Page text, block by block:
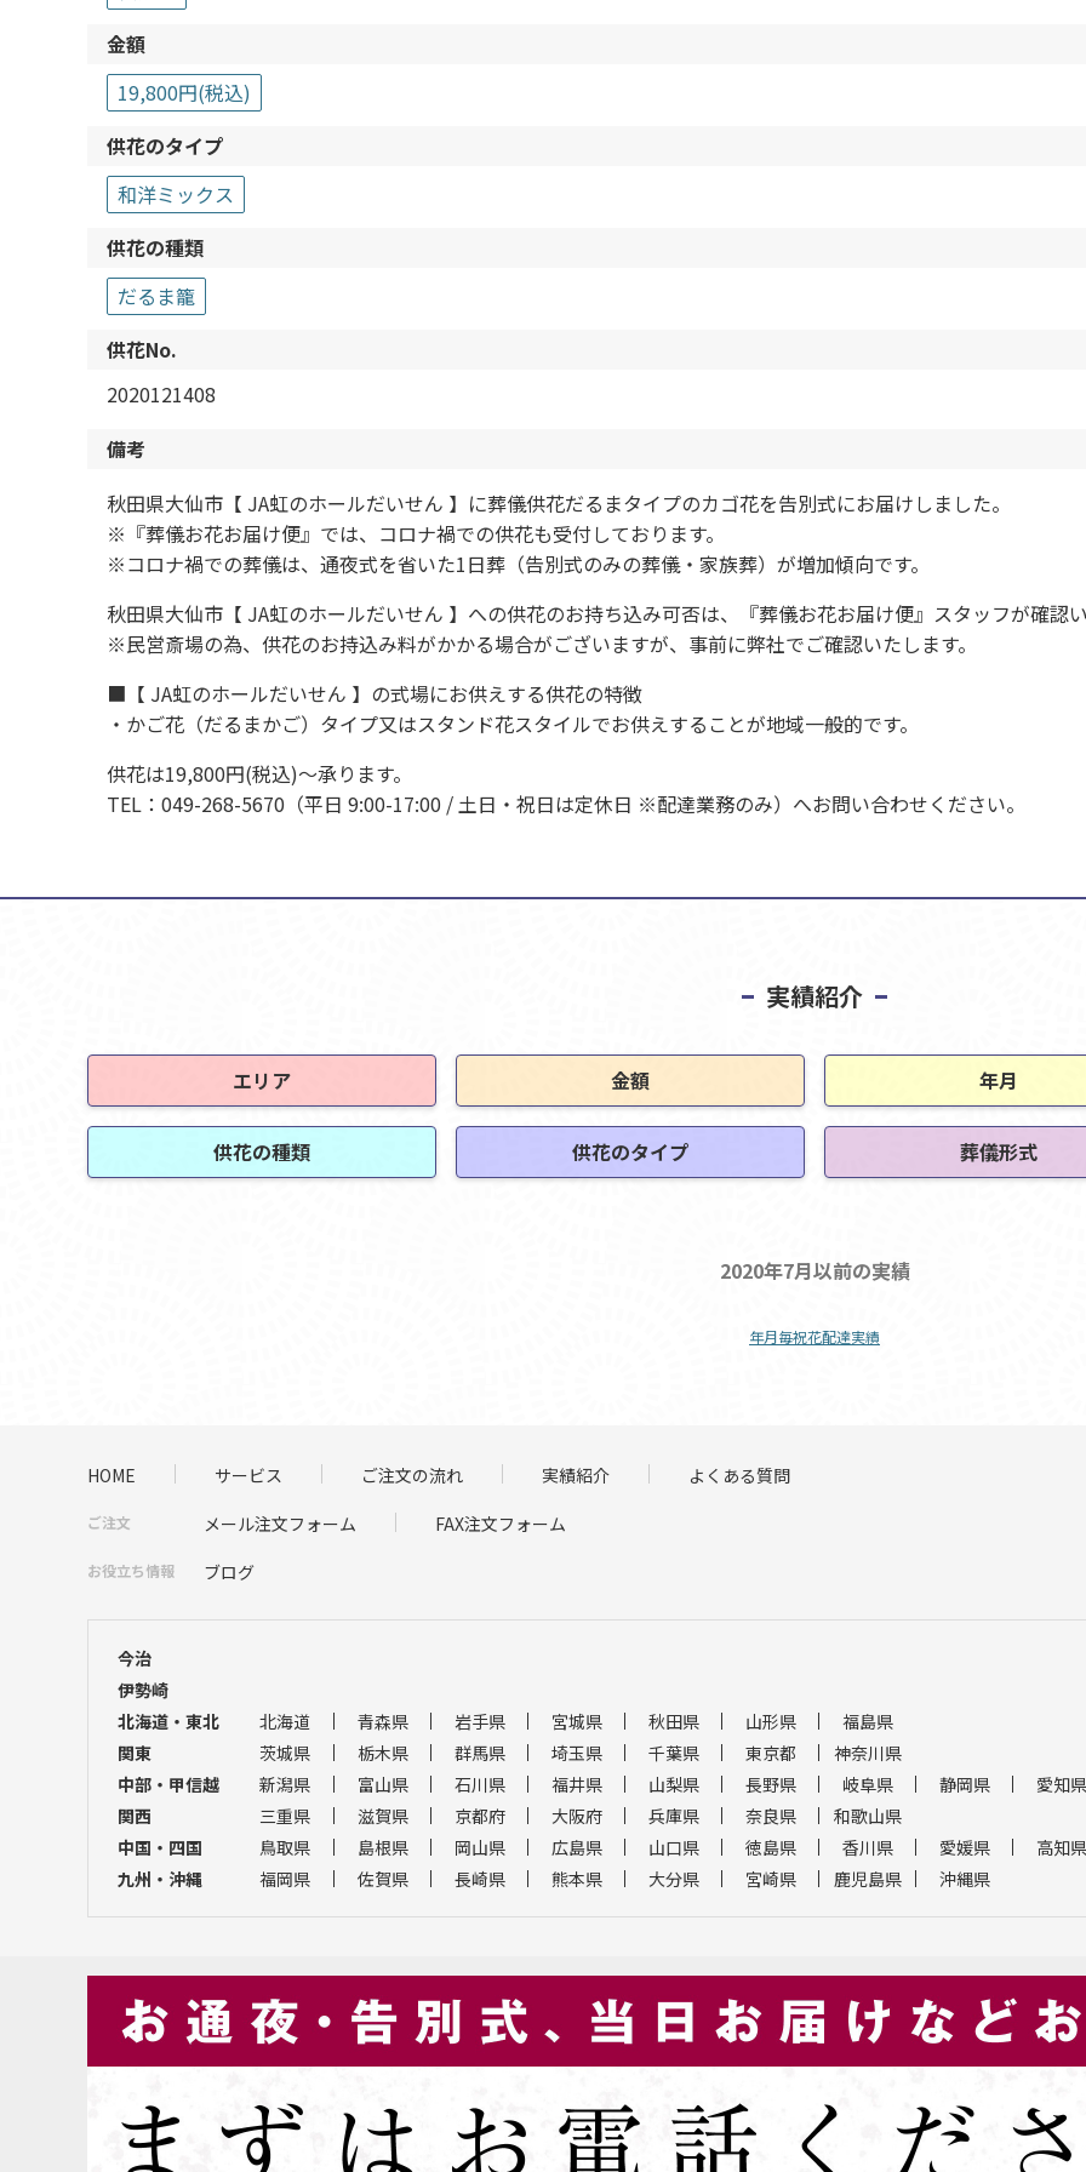
金額
19,800円(税込)
供花のタイプ
和洋ミックス
供花の種類
だるま籠
供花No.
2020121408
備考
秋田県大仙市【 JA虹のホールだいせん 】に葬儀供花だるまタイプのカゴ花を告別式にお届けしました。
※『葬儀お花お届け便』では、コロナ禍での供花も受付しております。
※コロナ禍での葬儀は、通夜式を省いた1日葬（告別式のみの葬儀・家族葬）が増加傾向です。
秋田県大仙市【 JA虹のホールだいせん 】への供花のお持ち込み可否は、『葬儀お花お届け便』スタッフが確認
※民営斎場の為、供花のお持込み料がかかる場合がございますが、事前に弊社でご確認いたします。
■【 JA虹のホールだいせん 】の式場にお供えする供花の特徴
・かご花（だるまかご）タイプ又はスタンド花スタイルでお供えすることが地域一般的です。
供花は19,800円(税込)～承ります。
TEL：049-268-5670（平日 9:00-17:00 / 土日・祝日は定休日 ※配達業務のみ）へお問い合わせください。
実績紹介
エリア 金額 年月
供花の種類 供花のタイプ 葬儀形式
2020年7月以前の実績
年月毎祝花配達実績
HOME サービス ご注文の流れ 実績紹介 よくある質問
ご注文 メール注文フォーム FAX注文フォーム
お役立ち情報 ブログ
今治
伊勢崎
北海道・東北
北海道 青森県 岩手県 宮城県 秋田県 山形県
福島県
関東
茨城県 栃木県 群馬県 埼玉県 千葉県 東京都
神奈川県
中部・甲信越
新潟県 富山県 石川県 福井県 山梨県 長野県 岐阜県 静岡県
愛知県
関西
三重県 滋賀県 京都府 大阪府 兵庫県 奈良県
和歌山県
中国・四国
鳥取県 島根県 岡山県 広島県 山口県 徳島県 香川県 愛媛県
高知県
九州・沖縄
福岡県 佐賀県 長崎県 熊本県 大分県 宮崎県 鹿児島県 沖縄県